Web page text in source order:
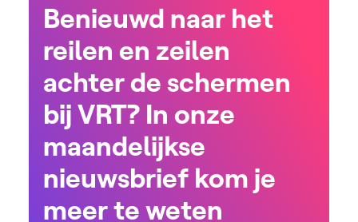
Benieuwd naar het
reilen en zeilen
achter de schermen
bij VRT? In onze
maandelijkse
nieuwsbrief kom je
meer te weten